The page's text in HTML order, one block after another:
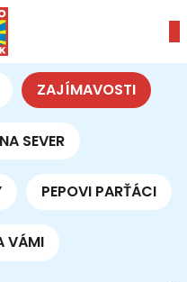
ZAJÍMAVOSTI
SEVER
PEPOVI PARŤÁCI
VÁMI